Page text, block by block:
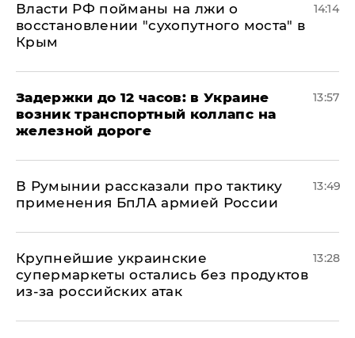
Власти РФ пойманы на лжи о
восстановлении "сухопутного моста" в
Крым
14:14
Задержки до 12 часов: в Украине
возник транспортный коллапс на
железной дороге
13:57
В Румынии рассказали про тактику
применения БпЛА армией России
13:49
Крупнейшие украинские
супермаркеты остались без продуктов
из-за российских атак
13:28